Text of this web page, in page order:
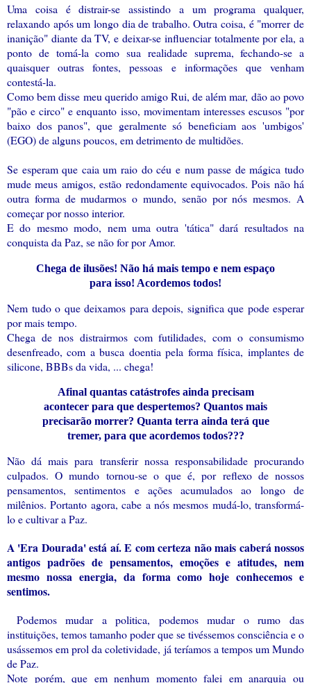
Uma coisa é distrair-se assistindo a um programa qualquer,
relaxando após um longo dia de trabalho. Outra coisa, é "morrer de
inanição" diante da TV, e deixar-se influenciar totalmente por ela, a
ponto de tomá-la como sua realidade suprema, fechando-se a
quaisquer outras fontes, pessoas e informações que venham
contestá-la.
Como bem disse meu querido amigo Rui, de além mar, dão ao povo
"pão e circo" e enquanto isso, movimentam interesses escusos "por
baixo dos panos", que geralmente só beneficiam aos 'umbigos'
(EGO) de alguns poucos, em detrimento de multidões.
Se esperam que caia um raio do céu e num passe de mágica tudo
mude meus amigos, estão redondamente equivocados. Pois não há
outra forma de mudarmos o mundo, senão por nós mesmos. A
começar por nosso interior.
E do mesmo modo, nem uma outra 'tática" dará resultados na
conquista da Paz, se não for por Amor.
Chega de ilusões! Não há mais tempo e nem espaço
para isso! Acordemos todos!
Nem tudo o que deixamos para depois, significa que pode esperar
por mais tempo.
Chega de nos distrairmos com futilidades, com o consumismo
desenfreado, com a busca doentia pela forma física, implantes de
silicone, BBBs da vida, ... chega!
Afinal quantas catástrofes ainda precisam
acontecer para que despertemos? Quantos mais
precisarão morrer? Quanta terra ainda terá que
tremer, para que acordemos todos???
Não dá mais para transferir nossa responsabilidade procurando
culpados. O mundo tornou-se o que é, por reflexo de nossos
pensamentos, sentimentos e ações acumulados ao longo de
milênios. Portanto agora, cabe a nós mesmos mudá-lo, transformá-
lo e cultivar a Paz.
A 'Era Dourada' está aí. E com certeza não mais caberá nossos
antigos padrões de pensamentos, emoções e atitudes, nem
mesmo nossa energia, da forma como hoje conhecemos e
sentimos.
Podemos mudar a politica, podemos mudar o rumo das
instituições, temos tamanho poder que se tivéssemos consciência e o
usássemos em prol da coletividade, já teríamos a tempos um Mundo
de Paz.
Note porém, que em nenhum momento falei em anarquia ou